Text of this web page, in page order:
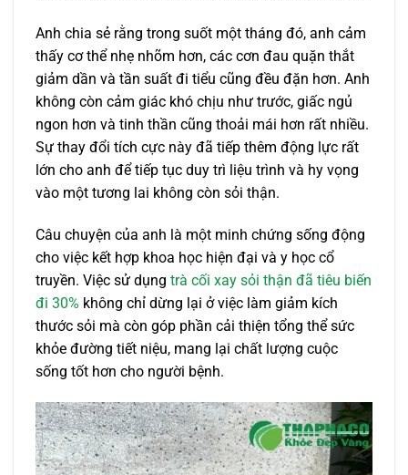
Anh chia sẻ rằng trong suốt một tháng đó, anh cảm
thấy cơ thể nhẹ nhõm hơn, các cơn đau quặn thắt
giảm dần và tần suất đi tiểu cũng đều đặn hơn. Anh
không còn cảm giác khó chịu như trước, giấc ngủ
ngon hơn và tinh thần cũng thoải mái hơn rất nhiều.
Sự thay đổi tích cực này đã tiếp thêm động lực rất
lớn cho anh để tiếp tục duy trì liệu trình và hy vọng
vào một tương lai không còn sỏi thận.
Câu chuyện của anh là một minh chứng sống động
cho việc kết hợp khoa học hiện đại và y học cổ
truyền. Việc sử dụng trà cối xay sỏi thận đã tiêu biến
đi 30% không chỉ dừng lại ở việc làm giảm kích
thước sỏi mà còn góp phần cải thiện tổng thể sức
khỏe đường tiết niệu, mang lại chất lượng cuộc
sống tốt hơn cho người bệnh.